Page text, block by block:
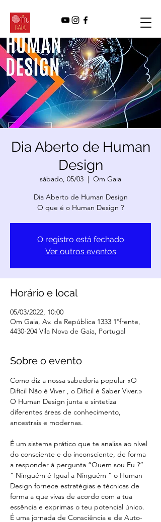
Dia Aberto de Human
Design
sábado, 05/03
  |
Om Gaia
Dia Aberto de Human Design
O que é o Human Design ?
O registro está fechado
Ver outros eventos
Horário e local
05/03/2022, 10:00
Om Gaia, Av. da República 1333 1ºfrente,
4430-204 Vila Nova de Gaia, Portugal
Sobre o evento
Como diz a nossa sabedoria popular «O
Difícil Não é Viver , o Difícil é Saber Viver.»
O Human Design junta e sintetiza
diferentes áreas de conhecimento,
ancestrais e modernas.
É um sistema prático que te analisa ao nível
do consciente e do inconsciente, de forma
a responder à pergunta “Quem sou Eu ?”
“ Ninguém é Igual a Ninguém “ o Human
Design fornece estratégias e técnicas de
forma a que vivas de acordo com a tua
essência e exprimas o teu potencial único.
É uma jornada de Consciência e de Auto-